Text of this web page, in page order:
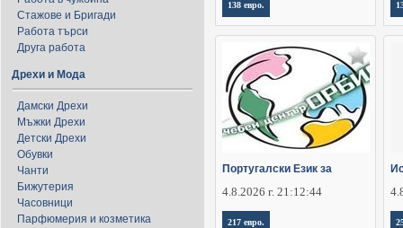
Стажове и Бригади
Работа търси
Друга работа
Дрехи и Мода
Дамски Дрехи
Мъжки Дрехи
Детски Дрехи
Обувки
Чанти
Бижутерия
Часовници
Парфюмерия и козметика
138 евро.
Португалски Език за
4.8.2026 г. 21:12:44
217 евро.